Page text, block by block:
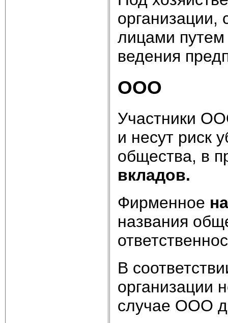
лицами
ведения
ООО
Участники
и несут риск
общества, в
вкладов.
Фирменное
названия
В
организации
случае ООО